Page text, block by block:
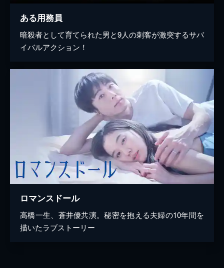
ある用務員
暗殺者として育てられた男と9人の刺客が激突するサバ
イバルアクション！
ロマンスドール
高橋一生、蒼井優共演。秘密を抱える夫婦の10年間を
描いたラブストーリー